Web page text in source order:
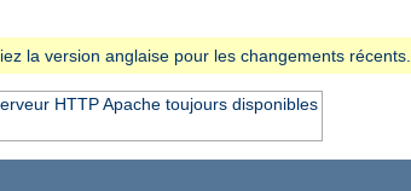
la version anglaise pour les changements récents.
HTTP Apache toujours disponibles